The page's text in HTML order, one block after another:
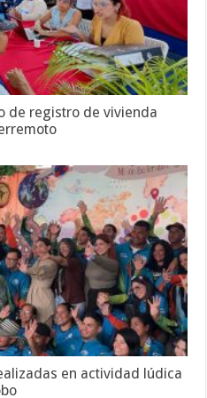
de registro de vivienda
en actividad lúdica